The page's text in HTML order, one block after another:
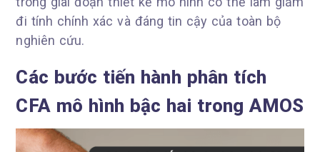
đi tính chính xác và đáng tin cậy của toàn bộ
nghiên cứu.
Các bước tiến hành phân tích
CFA mô hình bậc hai trong AMOS